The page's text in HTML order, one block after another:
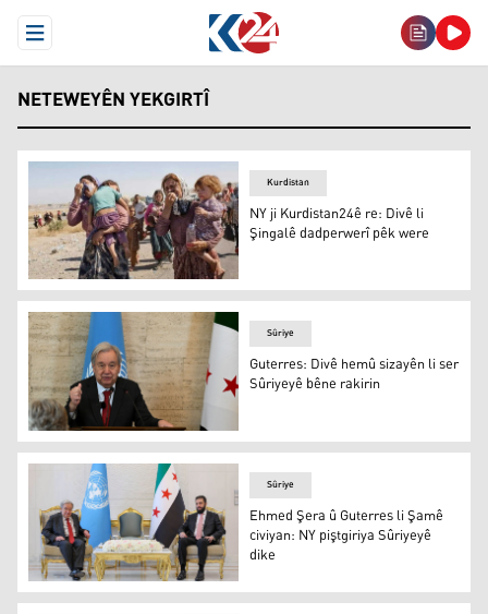
Open Menu
NETEWEYÊN YEKGIRTÎ
NY ji Kurdistan24ê re: Divê li Şingalê dadperwerî pêk
Kurdistan
NY ji Kurdistan24ê re: Divê li
Şingalê dadperwerî pêk were
Guterres: Divê hemû sizayên li ser Sûriyeyê bêne rakirin
Sûriye
Guterres: Divê hemû sizayên li ser
Sûriyeyê bêne rakirin
Ehmed Şera û Guterres li Şamê civiyan: NY piştgiriya
Sûriye
Ehmed Şera û Guterres li Şamê
civiyan: NY piştgiriya Sûriyeyê
dike